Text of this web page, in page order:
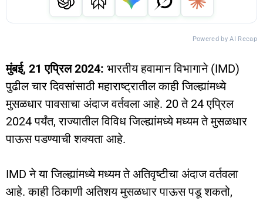
Powered by AI Recap
मुंबई, 21 एप्रिल 2024: भारतीय हवामान विभागाने (IMD)
पुढील चार दिवसांसाठी महाराष्ट्रातील काही जिल्ह्यांमध्ये
मुसळधार पावसाचा अंदाज वर्तवला आहे. 20 ते 24 एप्रिल
2024 पर्यंत, राज्यातील विविध जिल्ह्यांमध्ये मध्यम ते मुसळधार
पाऊस पडण्याची शक्यता आहे.
IMD ने या जिल्ह्यांमध्ये मध्यम ते अतिवृष्टीचा अंदाज वर्तवला
आहे. काही ठिकाणी अतिशय मुसळधार पाऊस पडू शकतो,